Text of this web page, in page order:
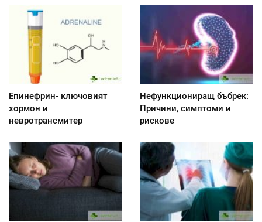
Епинефрин- ключовият
хормон и
невротрансмитер
Нефункциониращ бъбрек:
Причини, симптоми и
рискове